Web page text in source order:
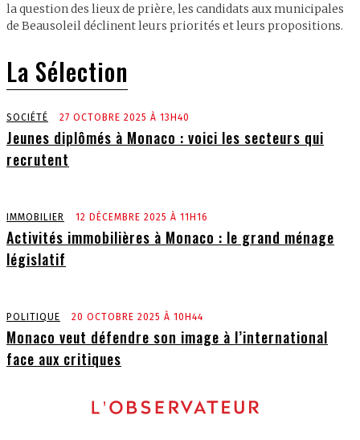
la question des lieux de prière, les candidats aux municipales
de Beausoleil déclinent leurs priorités et leurs propositions.
La Sélection
SOCIÉTÉ 27 OCTOBRE 2025 À 13H40
Jeunes diplômés à Monaco : voici les secteurs qui
recrutent
IMMOBILIER 12 DÉCEMBRE 2025 À 11H16
Activités immobilières à Monaco : le grand ménage
législatif
POLITIQUE 20 OCTOBRE 2025 À 10H44
Monaco veut défendre son image à l’international
face aux critiques